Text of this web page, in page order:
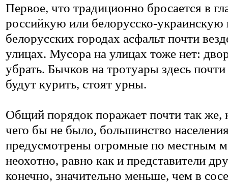
Первое, что традиционно бросается в
российкую или белорусско-
белорусских городах асфальт почти
улицах. Мусора на улицах тоже нет:
убрать. Бычков на тротуары здесь
будут курить, стоят урны.
Общий порядок поражает почти так же,
чего бы не было, большинство
предусмотрены огромные по местным
неохотно, равно как и представители
конечно, значительно меньше, чем в